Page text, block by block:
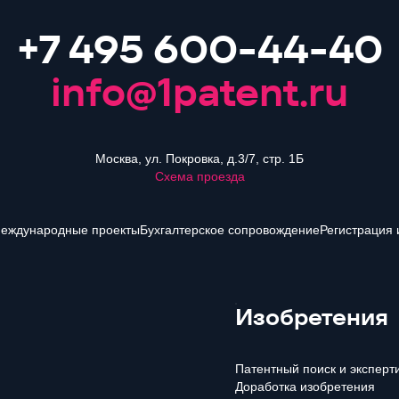
+7 495 600-44-40
info@1patent.ru
Москва, ул. Покровка, д.3/7, стр. 1Б
Схема проезда
проектыБухгалтерское сопровождение
Изобретения
Патентный поиск и
Доработка изобретения